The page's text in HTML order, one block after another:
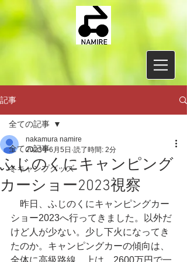
記事
全ての記事
冬キャンプグッズ
全ての記事
ふじのくにキャンピング
カーショー2023視察
nakamura namire
2023年6月5日 読了時間: 2分
昨日、ふじのくにキャンピングカー
ショー2023へ行ってきました。以外だ
けど人が少ない。少し下火になってき
たのか。キャンピングカーの傾向は、
全体に高級路線、上は、2600万円で一